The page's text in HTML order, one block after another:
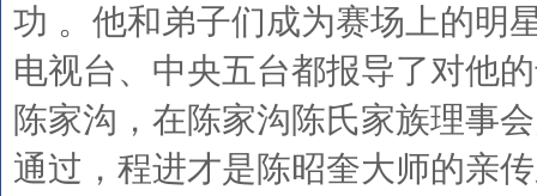
功 。他和弟子们成为赛场上的明
电视台、中央五台都报导了对他
陈家沟，在陈家沟陈氏家族理事
通过，程进才是陈昭奎大师的亲